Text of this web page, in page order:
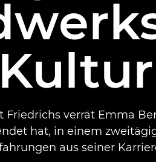
Kultur
Friedrichs verrät Emma
hat, in einem
aus seiner